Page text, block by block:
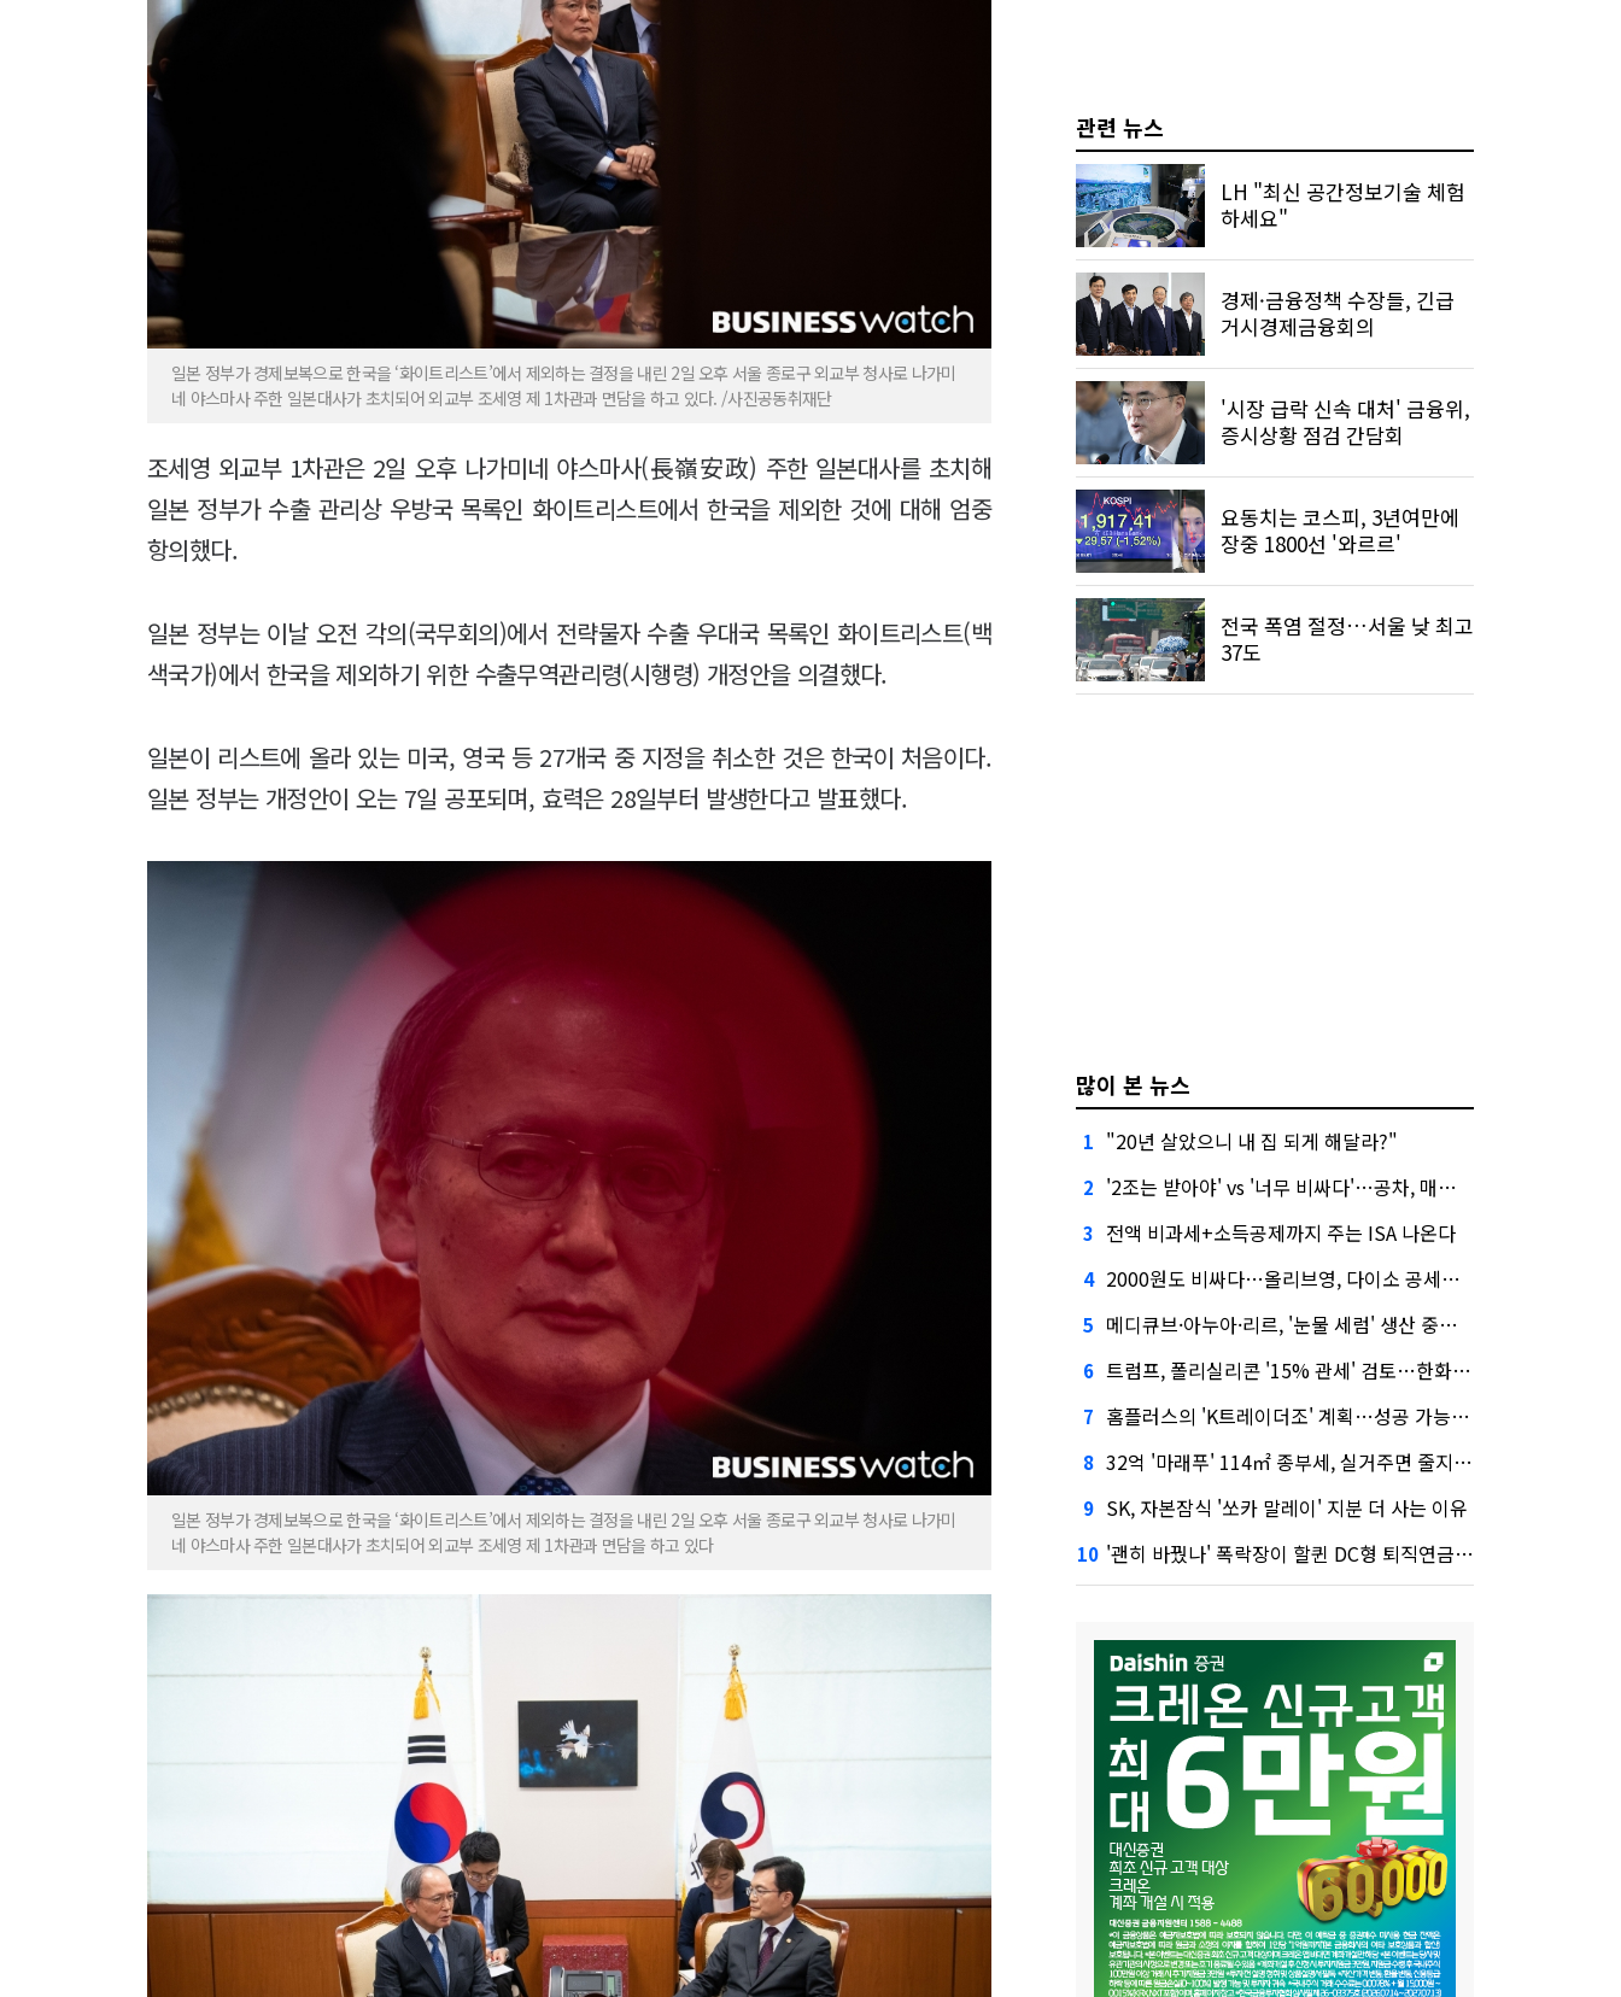
일본 정부가 경제보복으로 한국을 ‘화이트리스트’에서 제외하는 결정을 내린 2일 오후 서울 종로구 외교부 청사로 나가미
네 야스마사 주한 일본대사가 초치되어 외교부 조세영 제 1차관과 면담을 하고 있다. /사진공동취재단
조세영 외교부 1차관은 2일 오후 나가미네 야스마사(長嶺安政) 주한 일본대사를 초치해
일본 정부가 수출 관리상 우방국 목록인 화이트리스트에서 한국을 제외한 것에 대해 엄중
항의했다.
일본 정부는 이날 오전 각의(국무회의)에서 전략물자 수출 우대국 목록인 화이트리스트(백
색국가)에서 한국을 제외하기 위한 수출무역관리령(시행령) 개정안을 의결했다.
일본이 리스트에 올라 있는 미국, 영국 등 27개국 중 지정을 취소한 것은 한국이 처음이다.
일본 정부는 개정안이 오는 7일 공포되며, 효력은 28일부터 발생한다고 발표했다.
일본 정부가 경제보복으로 한국을 ‘화이트리스트’에서 제외하는 결정을 내린 2일 오후 서울 종로구 외교부 청사로 나가미
네 야스마사 주한 일본대사가 초치되어 외교부 조세영 제 1차관과 면담을 하고 있다
관련 뉴스
LH "최신 공간정보기술 체험
하세요"
경제·금융정책 수장들, 긴급
거시경제금융회의
'시장 급락 신속 대처' 금융위,
증시상황 점검 간담회
요동치는 코스피, 3년여만에
장중 1800선 '와르르'
전국 폭염 절정…서울 낮 최고
37도
많이 본 뉴스
1 "20년 살았으니 내 집 되게 해달라?"
2 '2조는 받아야' vs '너무 비싸다'…공차, 매각 성공할까
3 전액 비과세+소득공제까지 주는 ISA 나온다
4 2000원도 비싸다…올리브영, 다이소 공세에 '가성비'로 맞불
5 메디큐브·아누아·리르, '눈물 세럼' 생산 중단한다
6 트럼프, 폴리실리콘 '15% 관세' 검토…한화큐셀·OCI 영향은?
7 홈플러스의 'K트레이더조' 계획…성공 가능성은 '글쎄'
8 32억 '마래푸' 114㎡ 종부세, 실거주면 줄지만 안 살면 2.5배
9 SK, 자본잠식 '쏘카 말레이' 지분 더 사는 이유
10 '괜히 바꿨나' 폭락장이 할퀸 DC형 퇴직연금…전문가 조언은